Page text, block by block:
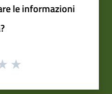
le informazioni